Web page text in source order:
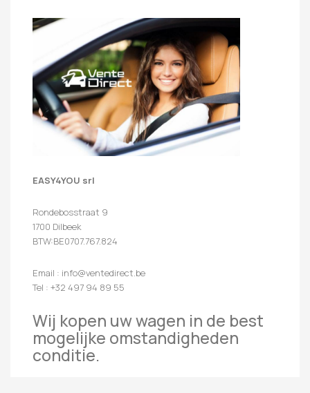
EASY4YOU srl
Rondebosstraat 9
1700 Dilbeek
BTW:BE0707.767.824
Email : info@ventedirect.be
Tel : +32 497 94 89 55
Wij kopen uw wagen in de best
mogelijke omstandigheden
conditie.